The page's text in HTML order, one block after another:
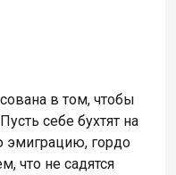
в том, чтобы
себе бухтят на
эмиграцию, гордо
что не садятся